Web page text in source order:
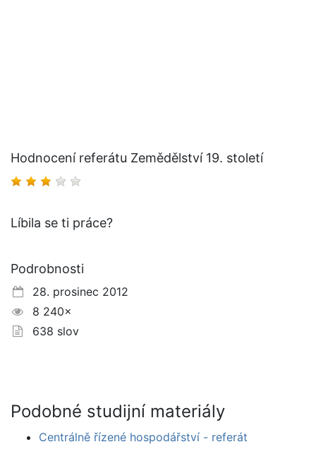
Hodnocení referátu Zemědělství 19. století
Líbila se ti práce?
Podrobnosti
28. prosinec 2012
8 240×
638 slov
Podobné studijní materiály
Centrálně řízené hospodářství - referát